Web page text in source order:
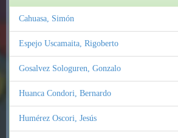
Cahuasa, Simón
Espejo Uscamaita, Rigoberto
Gosalvez Sologuren, Gonzalo
Huanca Condori, Bernardo
Humérez Oscori, Jesús